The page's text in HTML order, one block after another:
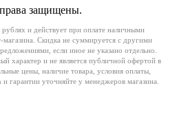
защищены.
рублях и действует при оплате наличными
магазина. Скидка не суммируется с другими
если иное не указано отдельно.
характер и не является публичной офертой в
цены, наличие товара, условия оплаты,
гарантии уточняйте у менеджеров магазина.